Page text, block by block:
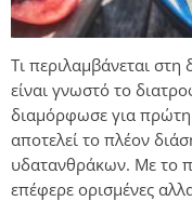
Τι περιλαμβάνεται
είναι γνωστό το
διαμόρφωσε για
αποτελεί το πλέον
υδατανθράκων. Με το
επέφερε ορισμένες